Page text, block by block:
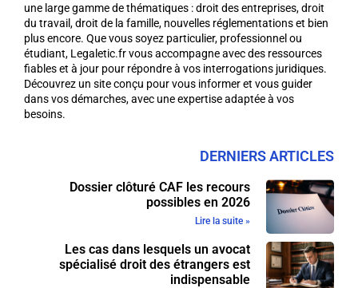
une large gamme de thématiques : droit des entreprises, droit
du travail, droit de la famille, nouvelles réglementations et bien
plus encore. Que vous soyez particulier, professionnel ou
étudiant, Legaletic.fr vous accompagne avec des ressources
fiables et à jour pour répondre à vos interrogations juridiques.
Découvrez un site conçu pour vous informer et vous guider
dans vos démarches, avec une expertise adaptée à vos
besoins.
DERNIERS ARTICLES
Dossier clôturé CAF les recours
possibles en 2026
Lire la suite »
Les cas dans lesquels un avocat
spécialisé droit des étrangers est
indispensable